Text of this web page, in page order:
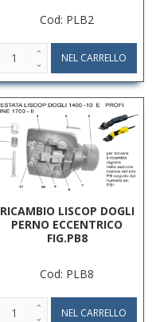
Cod: PLB2
RICAMBIO LISCOP DOGLI
PERNO ECCENTRICO
FIG.PB8
Cod: PLB8